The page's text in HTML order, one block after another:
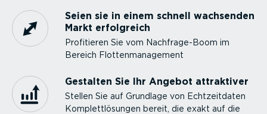
Seien sie in einem schnell wachsenden
Markt erfolgreich
Profitieren Sie vom Nachfra­ge-Boom im
Bereich Flotten­ma­nagement
Gestalten Sie Ihr Angebot attraktiver
Stellen Sie auf Grundlage von Echtzeit­daten
Komplett­lö­sungen bereit, die exakt auf die